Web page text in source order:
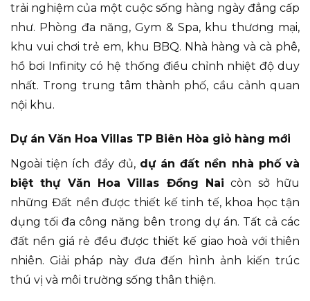
trải nghiệm của một cuộc sống hàng ngày đẳng cấp
như. Phòng đa năng, Gym & Spa, khu thương mại,
khu vui chơi trẻ em, khu BBQ. Nhà hàng và cà phê,
hồ bơi Infinity có hệ thống điều chỉnh nhiệt độ duy
nhất. Trong trung tâm thành phố, cầu cảnh quan
nội khu.
Dự án Văn Hoa Villas TP Biên Hòa giỏ hàng mới
Ngoài tiện ích đầy đủ, dự án đất nền nhà phố và
biệt thự Văn Hoa Villas Đồng Nai còn sở hữu
những Đất nền được thiết kế tinh tế, khoa học tận
dụng tối đa công năng bên trong dự án. Tất cả các
đất nền giá rẻ đều được thiết kế giao hoà với thiên
nhiên. Giải pháp này đưa đến hình ảnh kiến trúc
thú vị và môi trường sống thân thiện.